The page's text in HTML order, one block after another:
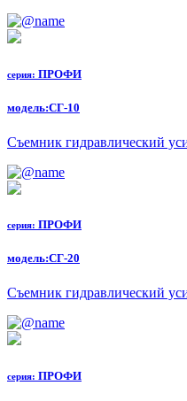
серия: ПРОФИ
модель:СГ-10
Съемник гидравлический
серия: ПРОФИ
модель:СГ-20
Съемник гидравлический
серия: ПРОФИ